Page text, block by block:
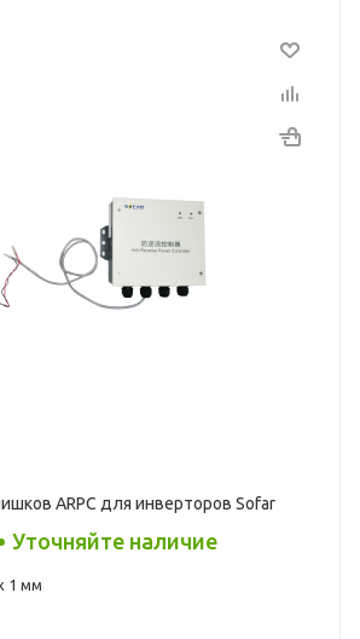
ARPC для инверторов Sofar
Уточняйте наличие
1 мм